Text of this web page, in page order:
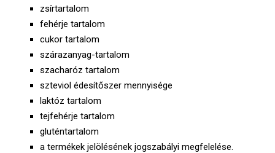
zsírtartalom
fehérje tartalom
cukor tartalom
szárazanyag-tartalom
szacharóz tartalom
szteviol édesítőszer mennyisége
laktóz tartalom
tejfehérje tartalom
gluténtartalom
a termékek jelölésének jogszabályi megfelelése.